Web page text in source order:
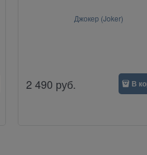
Джокер (Joker)
2 490 руб. В